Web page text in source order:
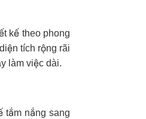
kế theo phong
tích rộng rãi
làm việc dài.
tắm nắng sang